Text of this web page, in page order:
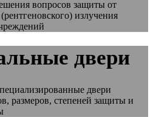
вопросов защиты от
излучения
двери
двери
размеров, степеней защиты и